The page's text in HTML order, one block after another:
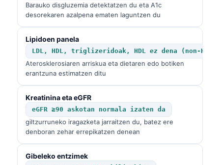
Barauko disgluzemia detektatzen du eta A1c
desorekaren azalpena ematen laguntzen du
Lipidoen panela
LDL, HDL, triglizeridoak, HDL ez dena (non-HDL)
Aterosklerosiaren arriskua eta dietaren edo botiken
erantzuna estimatzen ditu
Kreatinina eta eGFR
eGFR ≥90 askotan normala izaten da
giltzurruneko iragazketa jarraitzen du, batez ere
denboran zehar errepikatzen denean
Gibeleko entzimek